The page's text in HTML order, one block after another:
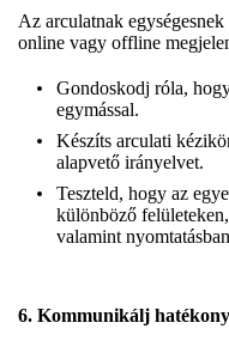
Az arculatnak
online vagy offline
Gondoskodj róla,
egymással.
Készíts arculati
alapvető irányelvet.
Teszteld, hogy az
különböző
valamint
6. Kommunikálj